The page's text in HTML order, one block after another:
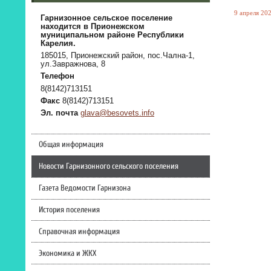
Гарнизонное сельское поселение
находится в Прионежском
муниципальном районе Республики
Карелия.
185015, Прионежский район, пос.Чална-1,
ул.Завражнова, 8
Телефон
8(8142)713151
Факс 8(8142)713151
Эл. почта glava@besovets.info
Общая информация
Новости Гарнизонного сельского поселения
Газета Ведомости Гарнизона
История поселения
Справочная информация
Экономика и ЖКХ
9 апреля